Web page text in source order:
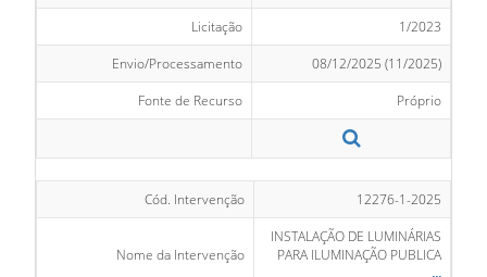
Licitação
1/2023
Envio/Processamento
08/12/2025 (11/2025)
Fonte de Recurso
Próprio
Cód. Intervenção 12276-1-2025
Nome da Intervenção
INSTALAÇÃO DE LUMINÁRIAS
PARA ILUMINAÇÃO PUBLICA
...